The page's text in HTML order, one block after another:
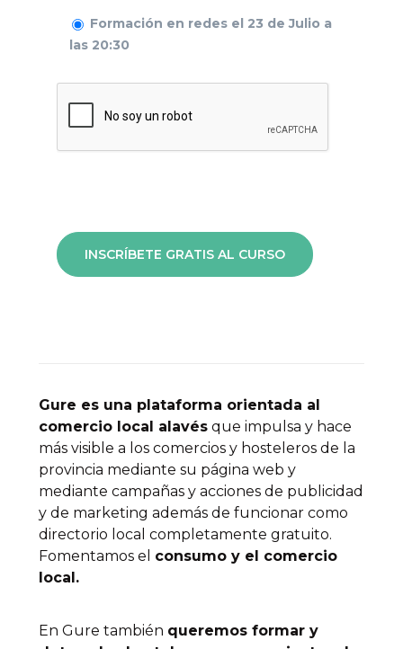
Formación en redes el 23 de Julio a
las 20:30
Gure es una plataforma orientada al
comercio local alavés que impulsa y hace
más visible a los comercios y hosteleros de la
provincia mediante su página web y
mediante campañas y acciones de publicidad
y de marketing además de funcionar como
directorio local completamente gratuito.
Fomentamos el consumo y el comercio
local.
En Gure también queremos formar y